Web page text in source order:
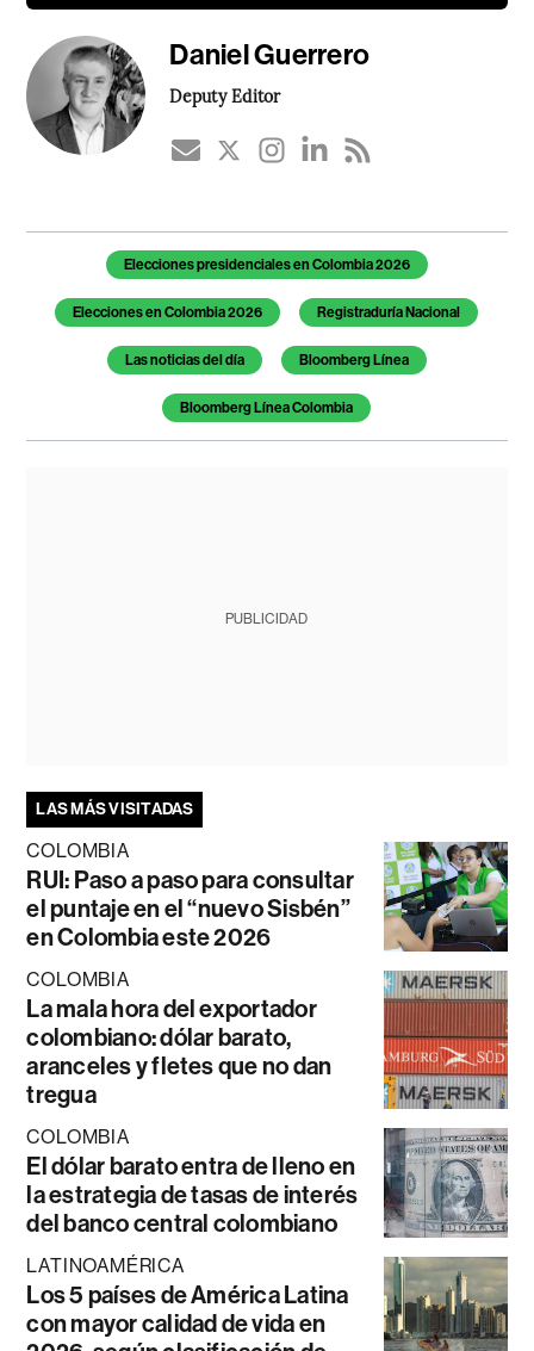
Daniel Guerrero
Deputy Editor
Temas de este artículo
Elecciones presidenciales en Colombia 2026
Elecciones en Colombia 2026 Registraduría Nacional
Las noticias del día Bloomberg Línea
Bloomberg Línea Colombia
PUBLICIDAD
LAS MÁS VISITADAS
COLOMBIA
RUI: Paso a paso para consultar
el puntaje en el “nuevo Sisbén”
en Colombia este 2026
COLOMBIA
La mala hora del exportador
colombiano: dólar barato,
aranceles y fletes que no dan
tregua
COLOMBIA
El dólar barato entra de lleno en
la estrategia de tasas de interés
del banco central colombiano
LATINOAMÉRICA
Los 5 países de América Latina
con mayor calidad de vida en